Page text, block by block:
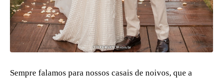
Sempre falamos para nossos casais de noivos, que a